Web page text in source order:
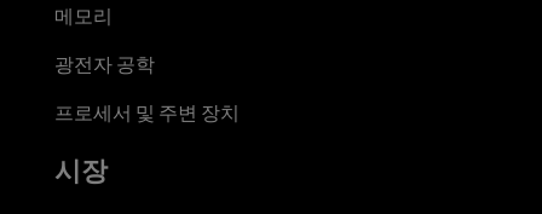
메모리
광전자 공학
프로세서 및 주변 장치
시장